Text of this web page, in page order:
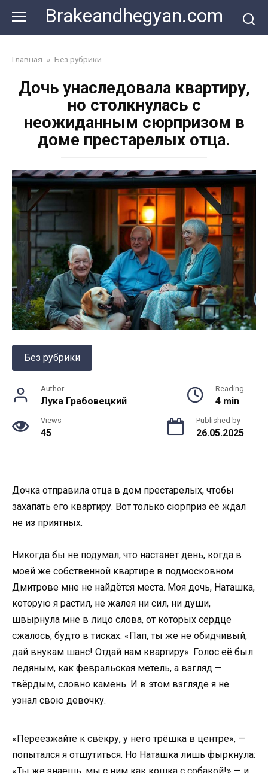
content
Brakeandhegyan.com
Главная » Без рубрики
Дочь унаследовала квартиру,
но столкнулась с
неожиданным сюрпризом в
доме престарелых отца.
Без рубрики
Author
Лука Грабовецкий
Reading
4 min
Views
45
Published by
26.05.2025
Дочка отправила отца в дом престарелых, чтобы
захапать его квартиру. Вот только сюрприз её ждал
не из приятных.
Никогда бы не подумал, что настанет день, когда в
моей же собственной квартире в подмосковном
Дмитрове мне не найдётся места. Моя дочь, Наташка,
которую я растил, не жалея ни сил, ни души,
швырнула мне в лицо слова, от которых сердце
сжалось, будто в тисках: «Пап, ты же не обидчивый,
дай внукам шанс! Отдай нам квартиру». Голос её был
ледяным, как февральская метель, а взгляд —
твёрдым, словно камень. И в этом взгляде я не
узнал свою девочку.
«Переезжайте к свёкру, у него трёшка в центре», —
попытался я отшутиться. Но Наташка лишь фыркнула:
«Ты же знаешь, мы с ним как кошка с собакой!» — и,